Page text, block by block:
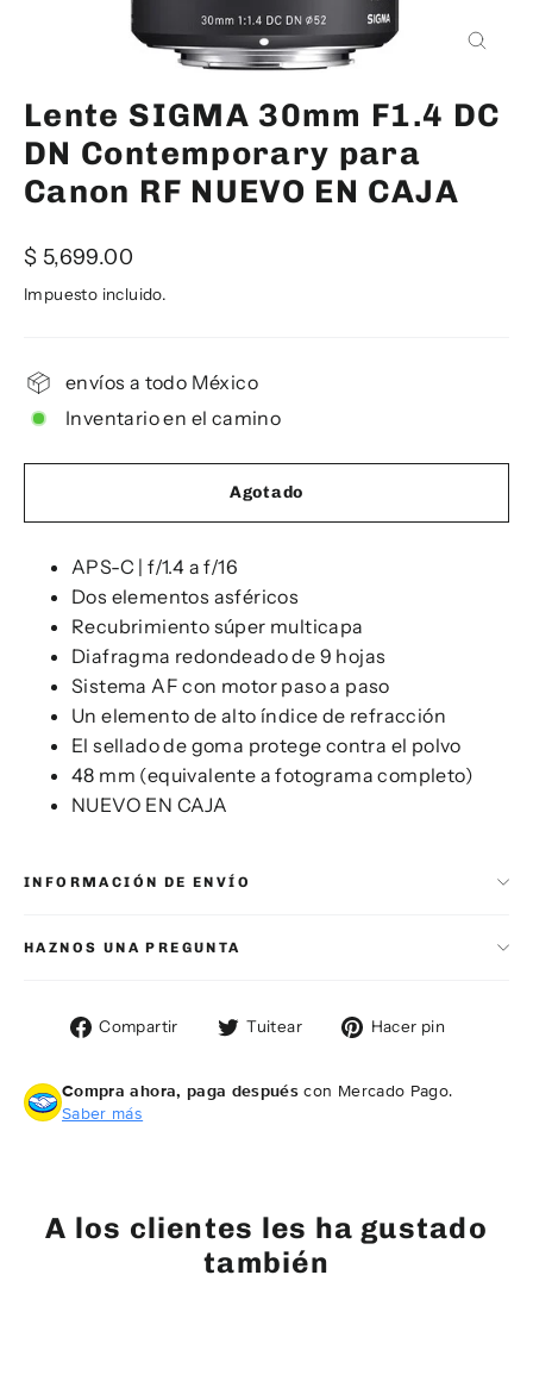
Lente SIGMA 30mm F1.4 DC
DN Contemporary para
Canon RF NUEVO EN CAJA
Precio
habitual
$ 5,699.00
Impuesto incluido.
envíos a todo México
Inventario en el camino
Agotado
APS-C | f/1.4 a f/16
Dos elementos asféricos
Recubrimiento súper multicapa
Diafragma redondeado de 9 hojas
Sistema AF con motor paso a paso
Un elemento de alto índice de refracción
El sellado de goma protege contra el polvo
48 mm (equivalente a fotograma completo)
NUEVO EN CAJA
INFORMACIÓN DE ENVÍO
HAZNOS UNA PREGUNTA
Compartir
Compartir
Facebook
Tuitear
Tuitear
Twitter
Hacer pin
Compra ahora, paga después con Mercado Pago.
Saber más
A los clientes les ha gustado
también